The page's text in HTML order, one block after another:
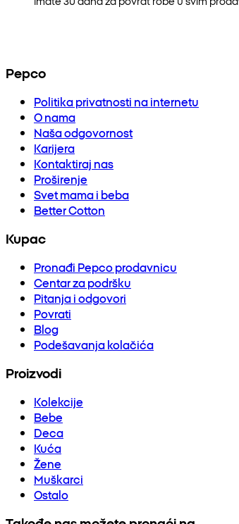
Pepco
Politika privatnosti na internetu
O nama
Naša odgovornost
Karijera
Kontaktiraj nas
Proširenje
Svet mama i beba
Better Cotton
Kupac
Pronađi Pepco prodavnicu
Centar za podršku
Pitanja i odgovori
Povrati
Blog
Podešavanja kolačića
Proizvodi
Kolekcije
Bebe
Deca
Kuća
Žene
Muškarci
Ostalo